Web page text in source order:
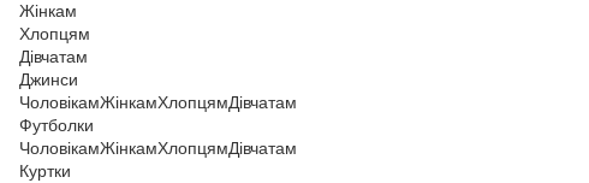
Жінкам
Хлопцям
Дівчатам
Джинси
ЧоловікамЖінкамХлопцямДівчатам
Футболки
ЧоловікамЖінкамХлопцямДівчатам
Куртки